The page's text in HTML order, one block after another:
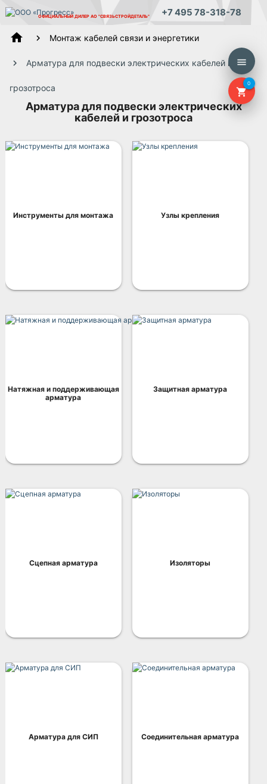
ОФИЦИАЛЬНЫЙ ДИЛЕР АО "СВЯЗЬСТРОЙДЕТАЛЬ" +7 495 78-318-78
menu
shopping_cart
0
home Монтаж кабелей связи и энергетики
Арматура для подвески электрических кабелей и
грозотроса
Арматура для подвески электрических
кабелей и грозотроса
Инструменты для монтажа Узлы крепления
Натяжная и поддерживающая
арматура
Защитная арматура
Сцепная арматура Изоляторы
Арматура для СИП Соединительная арматура